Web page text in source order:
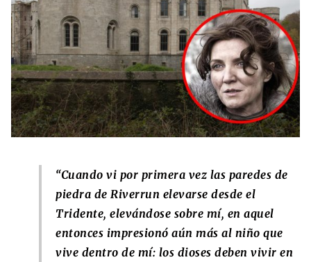
“Cuando vi por primera vez las paredes de
piedra de Riverrun elevarse desde el
Tridente, elevándose sobre mí, en aquel
entonces impresionó aún más al niño que
vive dentro de mí: los dioses deben vivir en